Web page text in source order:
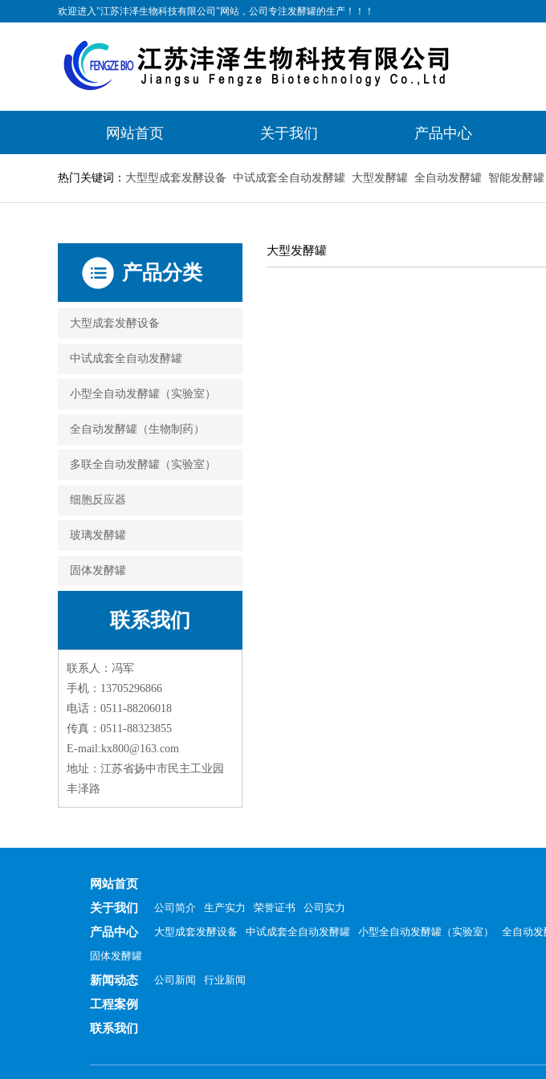
欢迎进入"江苏沣泽生物科技有限公司"网站，公司专注发酵罐的生产！！！
网站首页 关于我们 产品中心
热门关键词： 大型型成套发酵设备 中试成套全自动发酵罐 大型发酵罐 全自动发酵罐 智能发酵罐
产品分类
大型成套发酵设备
中试成套全自动发酵罐
小型全自动发酵罐（实验室）
全自动发酵罐（生物制药）
多联全自动发酵罐（实验室）
细胞反应器
玻璃发酵罐
固体发酵罐
联系我们
联系人：冯军
手机：13705296866
电话：0511-88206018
传真：0511-88323855
E-mail:kx800@163.com
地址：江苏省扬中市民主工业园
丰泽路
大型发酵罐
网站首页
关于我们
公司简介 生产实力 荣誉证书 公司实力
产品中心 大型成套发酵设备 中试成套全自动发酵罐 小型全自动发酵罐（实验室） 全自动发
固体发酵罐
新闻动态 公司新闻 行业新闻
工程案例
联系我们